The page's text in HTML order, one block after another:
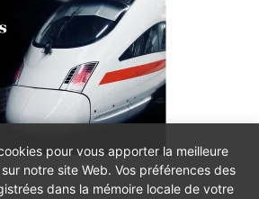
pour vous apporter la meilleure
notre site Web. Vos préférences des
dans la mémoire locale de votre